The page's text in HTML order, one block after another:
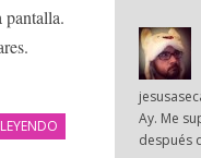
pantalla.
Ay. Me
después